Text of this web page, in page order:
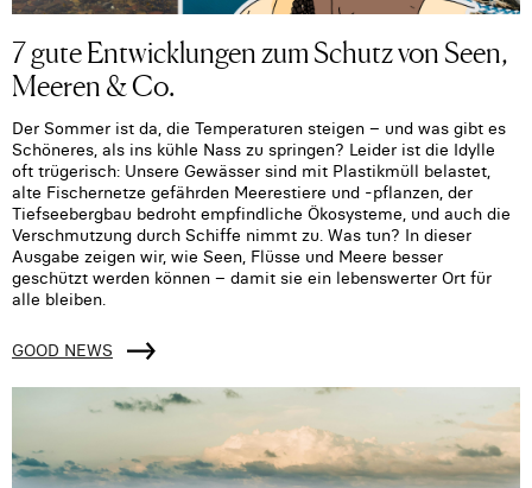
7 gute Entwicklungen zum Schutz von Seen,
Meeren & Co.
Der Sommer ist da, die Temperaturen steigen – und was gibt es
Schöneres, als ins kühle Nass zu springen? Leider ist die Idylle
oft trügerisch: Unsere Gewässer sind mit Plastikmüll belastet,
alte Fischernetze gefährden Meerestiere und -pflanzen, der
Tiefseebergbau bedroht empfindliche Ökosysteme, und auch die
Verschmutzung durch Schiffe nimmt zu. Was tun? In dieser
Ausgabe zeigen wir, wie Seen, Flüsse und Meere besser
geschützt werden können – damit sie ein lebenswerter Ort für
alle bleiben.
GOOD NEWS